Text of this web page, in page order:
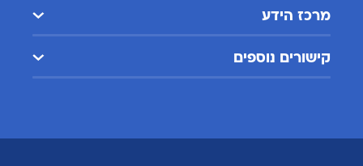
מרכז הידע
קישורים נוספים